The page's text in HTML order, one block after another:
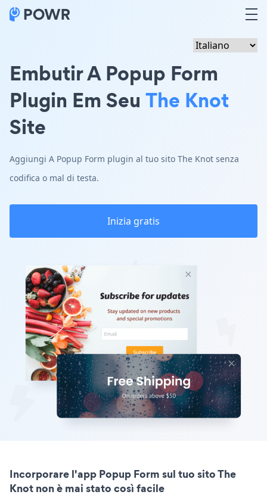
Embutir A Popup Form
Plugin Em Seu The Knot
Site
Aggiungi A Popup Form plugin al tuo sito The Knot senza
codifica o mal di testa.
Inizia gratis
Incorporare l'app Popup Form sul tuo sito The
Knot non è mai stato così facile